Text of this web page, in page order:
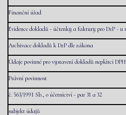
Finanční úřad
Evidence dokladů - účtenky a faktury pro DzP - u
Archivace dokladů k DzP dle zákona
Údaje povinné pro vystavení dokladů neplátci DPH
Právní povinnost
č. 563/1991 Sb., o účetnictví - par 31 a 32
subjekt údajů